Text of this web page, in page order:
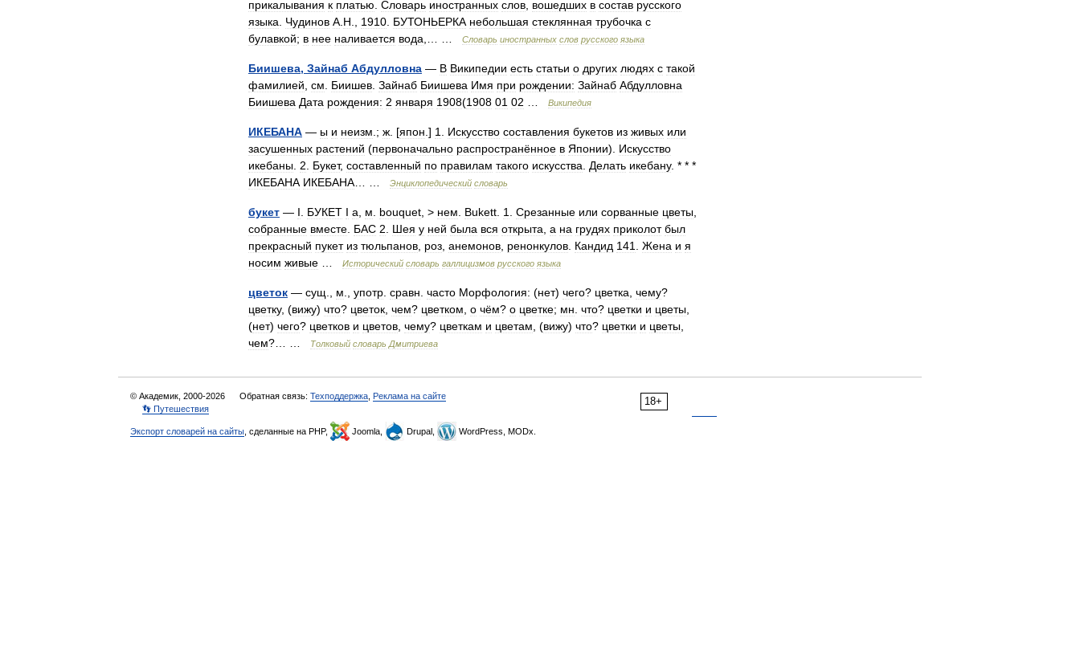
прикалывания к платью Словарь иностранных слов вошедших в состав русского
языка
Чудинов А Н 1910 БУТОНЬЕРКА небольшая стеклянная трубочка с
булавкой; в нее наливается вода Словарь иностранных слов русского языка
Биишева, Зайнаб Абдулловна — В Википедии есть статьи о других людях с такой
фамилией см Биишев Зайнаб Биишева Имя при рождении: Зайнаб Абдулловна
Биишева Дата рождения: 2 января 1908(1908 01 02 Википедия
ИКЕБАНА — ы и неизм .; ж . [япон .] 1 Искусство составления букетов из живых или
засушенных растений (первоначально распространённое в Японии). Искусство
икебаны 2 Букет, составленный по правилам такого искусства Делать икебану. * * *
ИКЕБАНА ИКЕБАНА Энциклопедический словарь
букет — I БУКЕТ I а м bouquet , > нем Bukett 1 Срезанные или сорванные цветы
собранные вместе БАС 2 Шея у ней была вся открыта а на грудях приколот был
прекрасный пукет из тюльпанов роз анемонов ренонкулов Кандид 141 Жена и я
носим живые Исторический словарь галлицизмов русского языка
цветок — сущ м употр сравн часто Морфология: (нет) чего? цветка чему?
цветку, (вижу) что? цветок чем? цветком о чём? о цветке; мн что? цветки и цветы
(нет) чего? цветков и цветов чему? цветкам и цветам , (вижу) что? цветки и цветы
чем?… … Толковый словарь Дмитриева
18+
© Академик, 2000-2026 Обратная связь: Техподдержка Реклама на сайте
👣 Путешествия
Экспорт словарей на сайты , сделанные на PHP, Joomla, Drupal, WordPress, MODx.